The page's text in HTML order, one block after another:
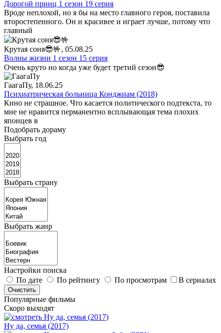
Дорогой принц 1 сезон 19 серия
Вроде неплохой, но я бы на место главного героя, поставила
второстепенного. Он и красивее и играет лучше, потому что
главный
Крутая соня😎🤟, 05.08.25
Волны жизни 1 сезон 15 серия
Очень круто но когда уже будет третий сезон😎
ГаагаПу, 18.06.25
Психиатрическая больница Конджиам (2018)
Кино не страшное. Что касается политического подтекста, то
мне не нравится перманентно всплывающая тема плохих
японцев в
Подобрать дораму
Выбрать год
Выбрать страну
Выбрать жанр
Настройки поиска
По дате
По рейтингу По просмотрам В сериалах
Популярные фильмы
Скоро выходят
Ну да, семья (2017)